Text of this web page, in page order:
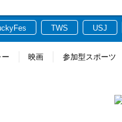
TWS USJ
ー 映画 参加型スポーツ